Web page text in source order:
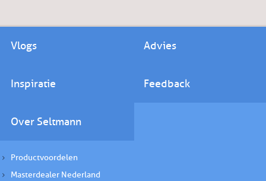
Vlogs Advies
Inspiratie Feedback
Over Seltmann
Productvoordelen
Masterdealer Nederland